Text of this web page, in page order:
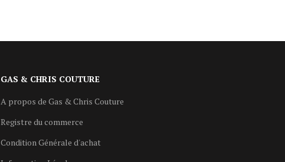
GAS & CHRIS COUTURE
A propos de Gas & Chris Couture
Registre du commerce
Condition Générale d'achat